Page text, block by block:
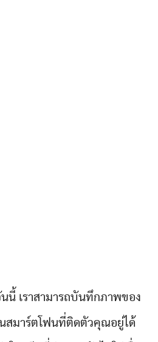
นี้ เราสามารถบันทึกภาพของ
สมาร์ตโฟนที่ติดตัวคุณอยู่ได้